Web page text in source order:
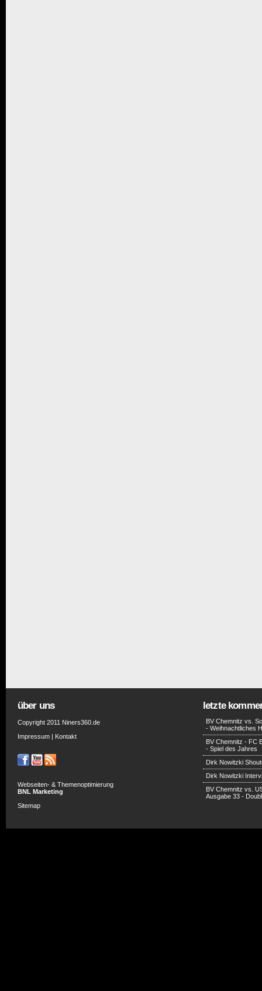
über uns
Copyright 2011 Niners360.de
Impressum | Kontakt
Webseiten- & Themenoptimierung
BNL Marketing
Sitemap
letzte
BV Chemnitz vs.
- Weihnachtliches
BV Chemnitz - FC
- Spiel des Jahres
Dirk Nowitzki
Dirk Nowitzki
BV Chemnitz vs.
Ausgabe 33 -